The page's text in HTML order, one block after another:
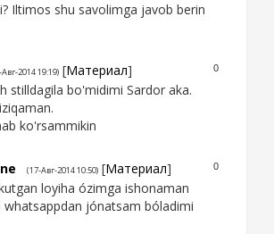
Iltimos shu savolimga javob berin
0
2014 19:19) [Материал]
stilldagila bo'midimi Sardor aka.
ko'rsammikin
0
(17-Авг-2014 10:50) [Материал]
loyiha ózimga ishonaman
jónatsam bóladimi